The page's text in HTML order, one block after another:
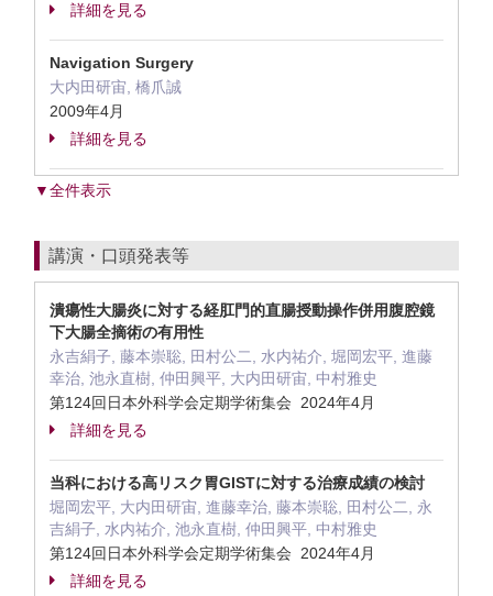
詳細を見る
Navigation Surgery
大内田研宙, 橋爪誠
2009年4月
詳細を見る
▼全件表示
講演・口頭発表等
潰瘍性大腸炎に対する経肛門的直腸授動操作併用腹腔鏡
下大腸全摘術の有用性
永吉絹子, 藤本崇聡, 田村公二, 水内祐介, 堀岡宏平, 進藤
幸治, 池永直樹, 仲田興平, 大内田研宙, 中村雅史
第124回日本外科学会定期学術集会 2024年4月
詳細を見る
当科における高リスク胃GISTに対する治療成績の検討
堀岡宏平, 大内田研宙, 進藤幸治, 藤本崇聡, 田村公二, 永
吉絹子, 水内祐介, 池永直樹, 仲田興平, 中村雅史
第124回日本外科学会定期学術集会 2024年4月
詳細を見る